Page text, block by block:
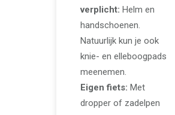
verplicht: Helm en
handschoenen.
Natuurlijk kun je ook
knie- en elleboogpads
meenemen.
Eigen fiets: Met
dropper of zadelpen